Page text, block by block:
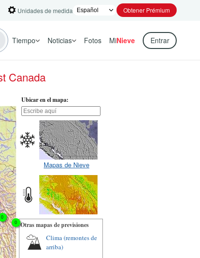
Unidades de medida Obtener Prémium
Tiempo Noticias Fotos MiNieve Entrar
Canada
0
0
Ubicar en el mapa:
Mapas de Nieve
Otras mapas de previsiones
Clima (remontes de
arriba)